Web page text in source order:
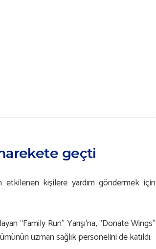
geçti
kişilere yardım göndermek için
“Family Run” Yarışı’na, “Donate Wings”
uzman sağlık personelini de katıldı.